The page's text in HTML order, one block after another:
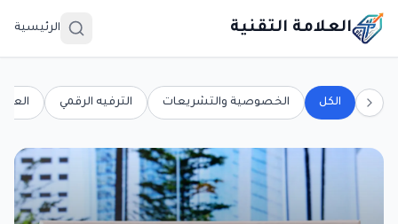
العلامة التقنية الرئيسية
الكل الخصوصية والتشريعات الترفيه الرقمي